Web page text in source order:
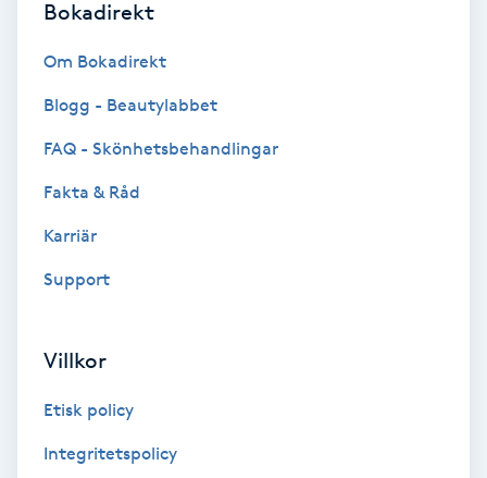
Gua Sha-massage
Hatha Yoga
Bokadirekt
Om Bokadirekt
Blogg - Beautylabbet
FAQ - Skönhetsbehandlingar
Fakta & Råd
Karriär
Support
Villkor
Etisk policy
Integritetspolicy